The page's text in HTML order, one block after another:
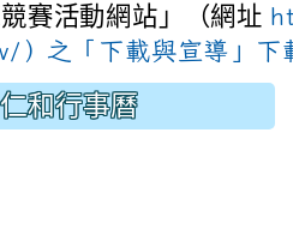
賽活動網站」（網址
）之「下載與宣導」下
和行事曆